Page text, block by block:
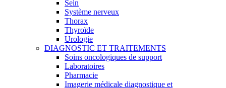
Sein
Système nerveux
Thorax
Thyroïde
Urologie
DIAGNOSTIC ET TRAITEMENTS
Soins oncologiques de support
Laboratoires
Pharmacie
Imagerie médicale diagnostique et